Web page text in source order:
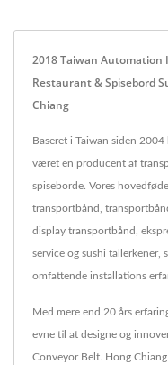
2018 Taiwan Automation
Restaurant & Spisebord
Chiang
Baseret i Taiwan siden
været en producent af
spiseborde. Vores
transportbånd,
display transportbånd,
service og sushi tallerkener,
omfattende installations
Med mere end 20 års
evne til at designe og
Conveyor Belt. Hong